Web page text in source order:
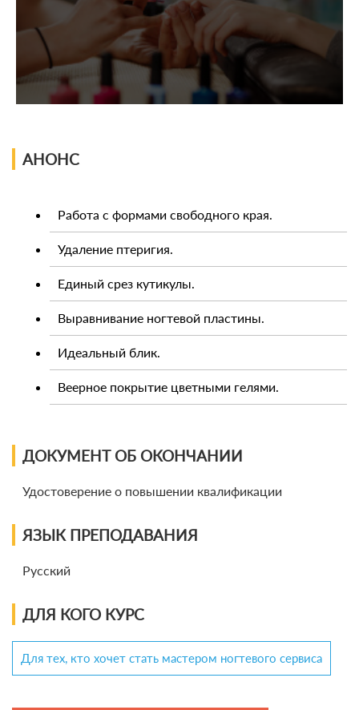
АНОНС
Работа с формами свободного края.
Удаление птеригия.
Единый срез кутикулы.
Выравнивание ногтевой пластины.
Идеальный блик.
Веерное покрытие цветными гелями.
ДОКУМЕНТ ОБ ОКОНЧАНИИ
Удостоверение о повышении квалификации
ЯЗЫК ПРЕПОДАВАНИЯ
Русский
ДЛЯ КОГО КУРС
Для тех, кто хочет стать мастером ногтевого сервиса